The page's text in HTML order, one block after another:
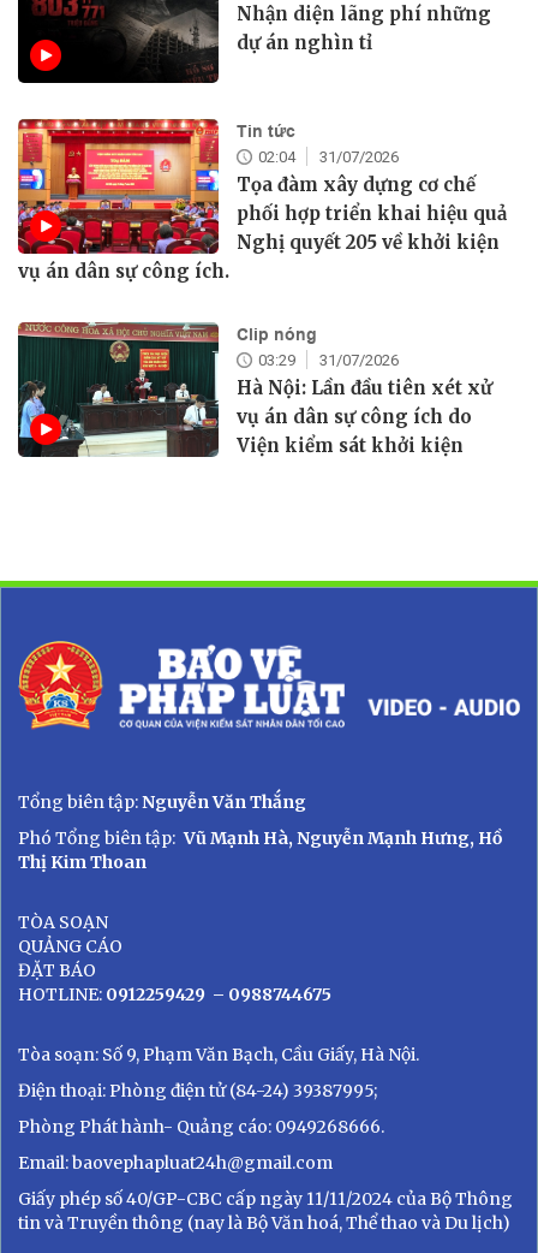
Nhận diện lãng phí những
dự án nghìn tỉ
Tin tức
02:04 31/07/2026
Tọa đàm xây dựng cơ chế
phối hợp triển khai hiệu quả
Nghị quyết 205 về khởi kiện
vụ án dân sự công ích.
Clip nóng
03:29 31/07/2026
Hà Nội: Lần đầu tiên xét xử
vụ án dân sự công ích do
Viện kiểm sát khởi kiện
Tổng biên tập:Nguyễn Văn Thắng
Phó Tổng biên tập:Vũ Mạnh Hà, Nguyễn Mạnh Hưng, Hồ
Thị Kim Thoan
TÒA SOẠN
QUẢNG CÁO
ĐẶT BÁO
HOTLINE: 0912259429 – 0988744675
Tòa soạn: Số 9, Phạm Văn Bạch, Cầu Giấy, Hà Nội.
Điện thoại: Phòng điện tử (84-24) 39387995;
Phòng Phát hành- Quảng cáo: 0949268666.
Email: baovephapluat24h@gmail.com
Giấy phép số 40/GP-CBC cấp ngày 11/11/2024 của Bộ Thông
tin và Truyền thông (nay là Bộ Văn hoá, Thể thao và Du lịch)